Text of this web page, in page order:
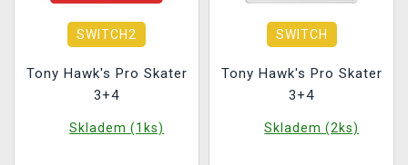
SWITCH2
Tony Hawk's Pro Skater
3+4
Skladem (1ks)
SWITCH
Tony Hawk's Pro Skater
3+4
Skladem (2ks)